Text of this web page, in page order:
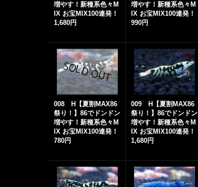
増やす！新種系色々M
IX お宝MIX100連発！
1,680円
増やす！新種系色々M
IX お宝MIX100連発！
990円
008 H【夏割MAX86
祭り！】86でドンドン
増やす！新種系色々M
IX お宝MIX100連発！
780円
009 H【夏割MAX86
祭り！】86でドンドン
増やす！新種系色々M
IX お宝MIX100連発！
1,680円